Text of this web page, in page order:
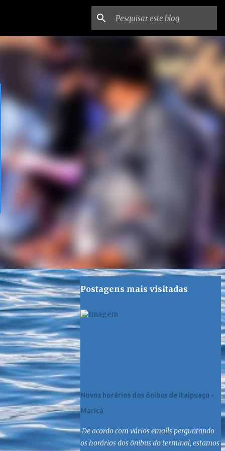
Postagens mais visitadas
Novos horários dos ônibus de Itaipuaçu -
Maricá
De acordo com vários emails perguntando
os horários dos ônibus do terminal, estamos